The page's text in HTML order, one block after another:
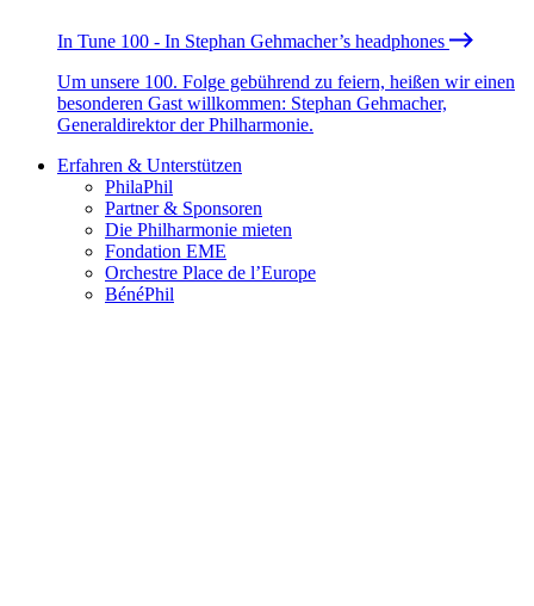
In Tune 100 - In Stephan Gehmacher’s headphones
Um unsere 100. Folge gebührend zu feiern, heißen wir einen
besonderen Gast willkommen: Stephan Gehmacher,
Generaldirektor der Philharmonie.
Erfahren & Unterstützen
PhilaPhil
Partner & Sponsoren
Die Philharmonie mieten
Fondation EME
Orchestre Place de l’Europe
BénéPhil